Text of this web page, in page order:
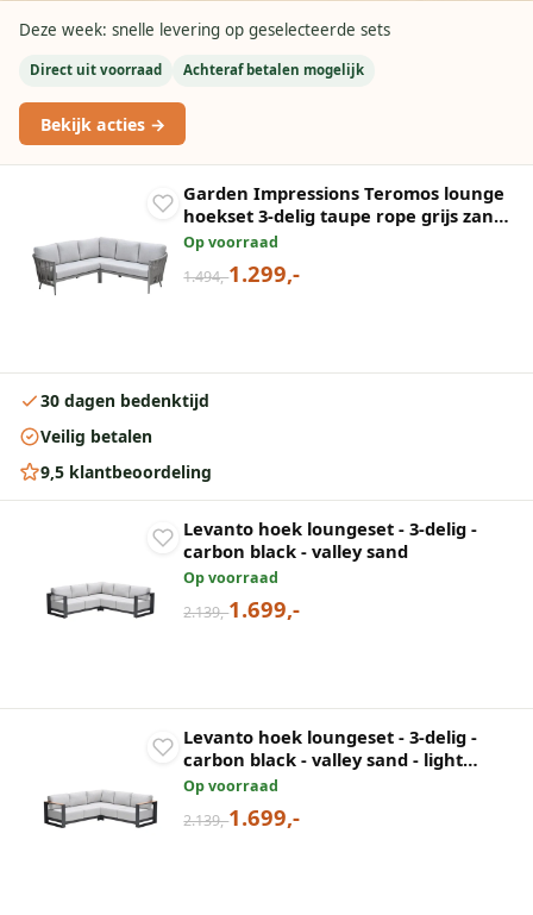
Deze week: snelle levering op geselecteerde sets
Direct uit voorraad Achteraf betalen mogelijk
Bekijk acties →
Garden Impressions Teromos lounge
hoekset 3-delig taupe rope grijs zand
valley sand
Op voorraad
1.494,-1.299,-
30 dagen bedenktijd
Veilig betalen
9,5 klantbeoordeling
Levanto hoek loungeset - 3-delig -
carbon black - valley sand
Op voorraad
2.139,-1.699,-
Levanto hoek loungeset - 3-delig -
carbon black - valley sand - light
teaklook
Op voorraad
2.139,-1.699,-